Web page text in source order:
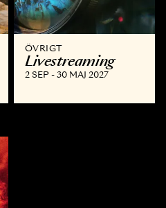
ÖVRIGT
Livestreaming
2 SEP - 30 MAJ 2027